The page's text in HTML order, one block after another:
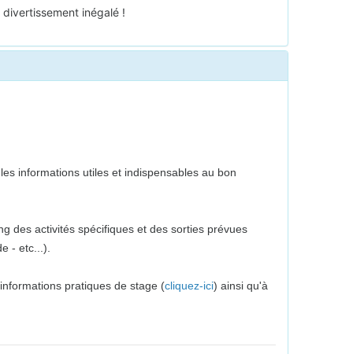
inégalé !
informations utiles et indispensables au bon
des activités spécifiques et des sorties prévues
- etc...).
pratiques de stage (cliquez-ici) ainsi qu'à